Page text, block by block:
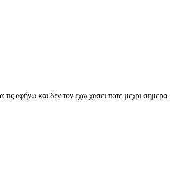
αφήνω και δεν τον εχω χασει ποτε μεχρι σημερα